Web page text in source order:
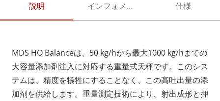
説明 インフォメーション 仕様
MDS HO Balanceは、50 kg/hから最大1000 kg/hまでの
大容量添加剤注入に対応する重量式天秤です。このシス
テムは、精度を犠牲にすることなく、この高吐出量の添
加剤を供給します。重量測定技術により、射出成形と押